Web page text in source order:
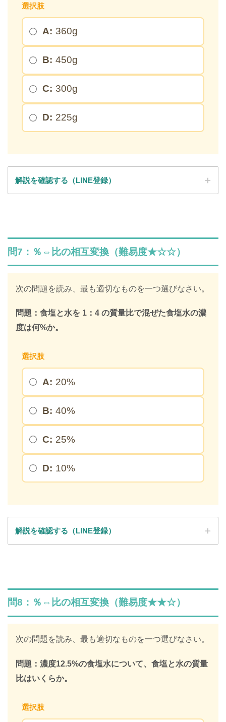
※このページを開いたまま登録してください
選択肢
A: 360g
B: 450g
C: 300g
D: 225g
解説を確認する（LINE登録）
解説はLINE登録で確認できます
LINEで限定キーワードを受け取ると、
＞
問7：％⇔比の相互変換（難易度★☆☆）
次の問題を読み、最も適切なものを一つ選びなさい。
問題：食塩と水を 1：4 の質量比で混ぜた食塩水の濃
度は何%か。
選択肢
A: 20%
B: 40%
C: 25%
D: 10%
解説を確認する（LINE登録）
解説はLINE登録で確認できます
LINEで限定キーワードを受け取ると、
問8：％⇔比の相互変換（難易度★★☆）
次の問題を読み、最も適切なものを一つ選びなさい。
問題：濃度12.5%の食塩水について、食塩と水の質量
比はいくらか。
選択肢